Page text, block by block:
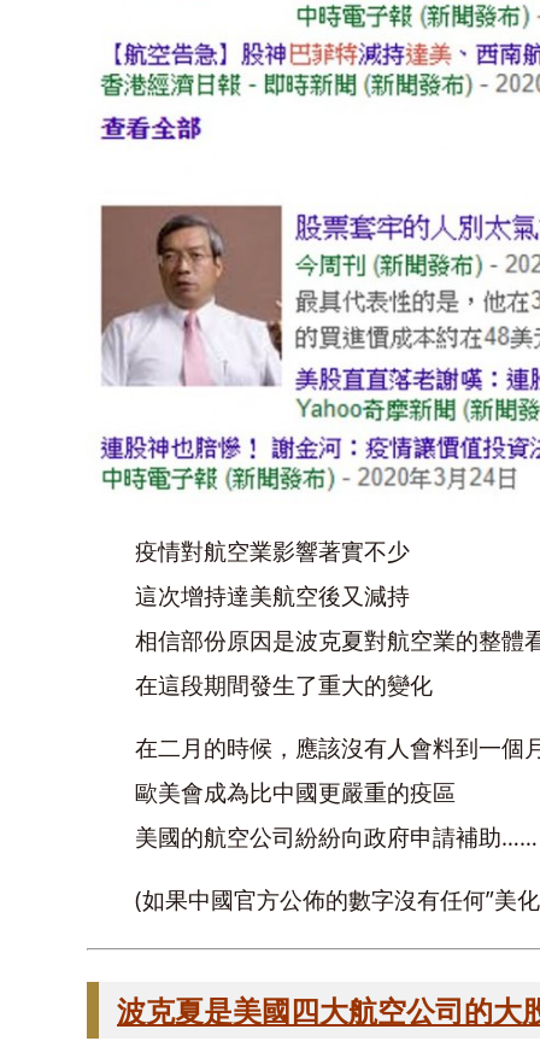
疫情對航空業影響著實不少
這次增持達美航空後又減持
相信部份原因是波克夏對航空業的整體
在這段期間發生了重大的變化
在二月的時候，應該沒有人會料到一個
歐美會成為比中國更嚴重的疫區
美國的航空公司紛紛向政府申請補助……
(如果中國官方公佈的數字沒有任何”美
波克夏是美國四大航空公司的大